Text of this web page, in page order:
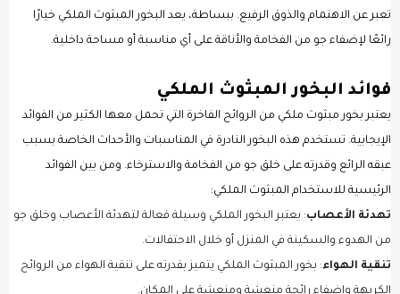
تعبر عن الاهتمام والذوق الرفيع. ببساطة، يعد البخور المبثوث الملكي خيارًا
رائعًا لإضفاء جو من الفخامة والأناقة على أي مناسبة أو مساحة داخلية.
فوائد البخور المبثوث الملكي
يعتبر بخور مبثوث ملكي من الروائح الفاخرة التي تحمل معها الكثير من الفوائد
الإيجابية. تستخدم هذه البخور النادرة في المناسبات والأحداث الخاصة بسبب
عبقه الرائع وقدرته على خلق جو من الفخامة والاسترخاء. ومن بين الفوائد
الرئيسية للاستخدام المبثوث الملكي:
تهدئة الأعصاب: يعتبر البخور الملكي وسيلة فعالة لتهدئة الأعصاب وخلق جو
من الهدوء والسكينة في المنزل أو خلال الاحتفالات.
تنقية الهواء: بخور المبثوث الملكي يتميز بقدرته على تنقية الهواء من الروائح
الكريهة وإضفاء رائحة منعشة ومنعشة على المكان.